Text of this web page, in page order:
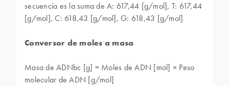
secuencia es la suma de A: 617,44 [g/mol], T: 617,44
[g/mol], C: 618,43 [g/mol], G: 618,43 [g/mol]
Conversor de moles a masa
Masa de ADNbc [g] = Moles de ADN [mol] × Peso
molecular de ADN [g/mol]